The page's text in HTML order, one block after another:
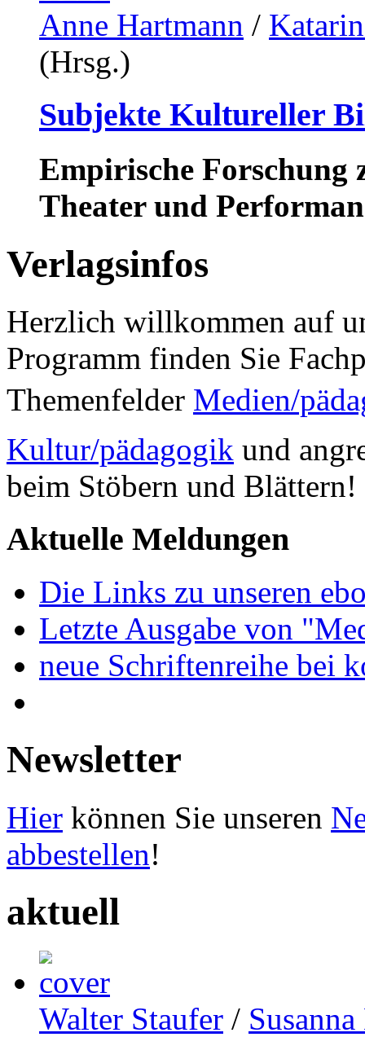
Anne Hartmann /
(Hrsg.)
Subjekte Kultureller
Empirische Forschung
Theater und
Verlagsinfos
Herzlich willkommen auf
Programm finden Sie
Themenfelder Medien/
Kultur/pädagogik und
beim Stöbern und Blättern!
Aktuelle Meldungen
Die Links zu unseren
Letzte Ausgabe von
neue Schriftenreihe bei
Newsletter
Hier können Sie unseren
abbestellen!
aktuell
Walter Staufer /